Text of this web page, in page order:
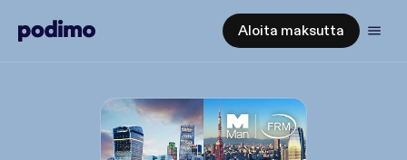
Aloita maksutta